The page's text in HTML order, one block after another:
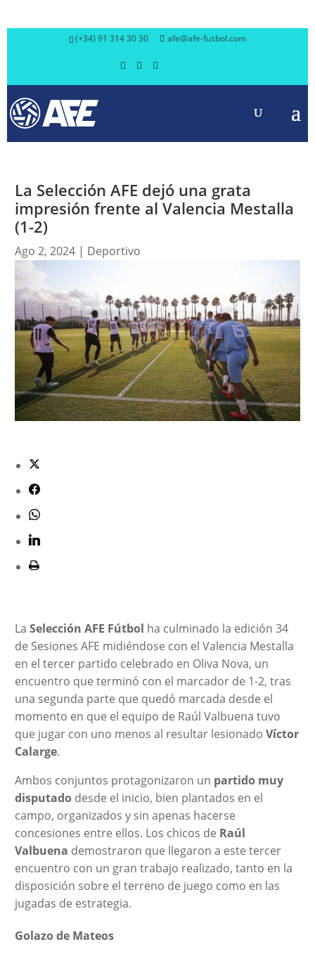
(+34) 91 314 30 30 afe@afe-futbol.com
La Selección AFE dejó una grata
impresión frente al Valencia Mestalla
(1-2)
Ago 2, 2024| Deportivo
La Selección AFE Fútbol ha culminado la edición 34
de Sesiones AFE midiéndose con el Valencia Mestalla
en el tercer partido celebrado en Oliva Nova, un
encuentro que terminó con el marcador de 1-2, tras
una segunda parte que quedó marcada desde el
momento en que el equipo de Raúl Valbuena tuvo
que jugar con uno menos al resultar lesionado Víctor
Calarge.
Ambos conjuntos protagonizaron un partido muy
disputadodesde el inicio, bien plantados en el
campo, organizados y sin apenas hacerse
concesiones entre ellos. Los chicos de Raúl
Valbuena demostraron que llegaron a este tercer
encuentro con un gran trabajo realizado, tanto en la
disposición sobre el terreno de juego como en las
jugadas de estrategia.
Golazo de Mateos